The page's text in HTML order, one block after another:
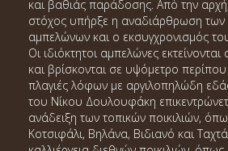
και βαθιάς παράδοσης. Από την
στόχος υπήρξε η αναδιάρθρωση των
αμπελώνων και ο εκσυγχρονισμός
Οι ιδιόκτητοι αμπελώνες
και βρίσκονται σε υψόμετρο
πλαγιές λόφων με αργιλοπηλώδη
του Νίκου Δουλουφάκη
ανάδειξη των τοπικών ποικιλιών,
Κοτσιφάλι, Βηλάνα, Βιδιανό και